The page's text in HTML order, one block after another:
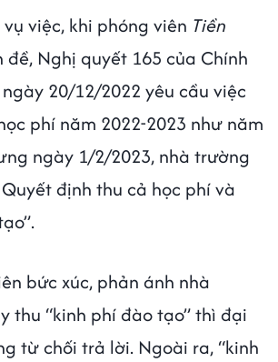
việc, khi phóng viên Tiền
đề, Nghị quyết 165 của Chính
20/12/2022 yêu cầu việc
phí năm 2022-2023 như năm
ngày 1/2/2023, nhà trường
định thu cả học phí và
bức xúc, phản ánh nhà
thu “kinh phí đào tạo” thì đại
từ chối trả lời. Ngoài ra, “kinh